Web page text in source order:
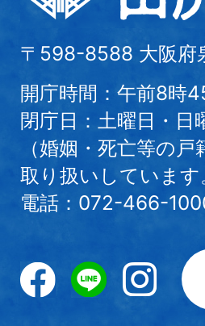
〒598-8588 大阪府
開庁時間：午前8時
閉庁日：土曜日・日
（婚姻・死亡等の
取り扱いしています
電話：072-466-